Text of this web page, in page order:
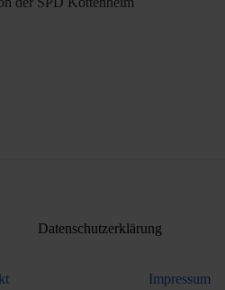
Datenschutzerklärung
Impressum